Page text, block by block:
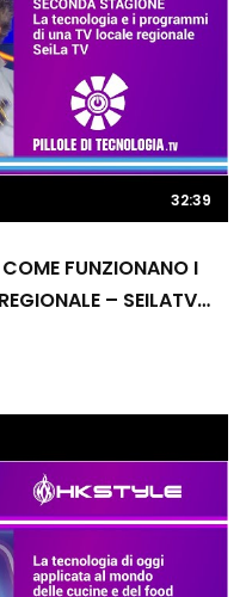
32:39
FUNZIONANO I
– SEILATV